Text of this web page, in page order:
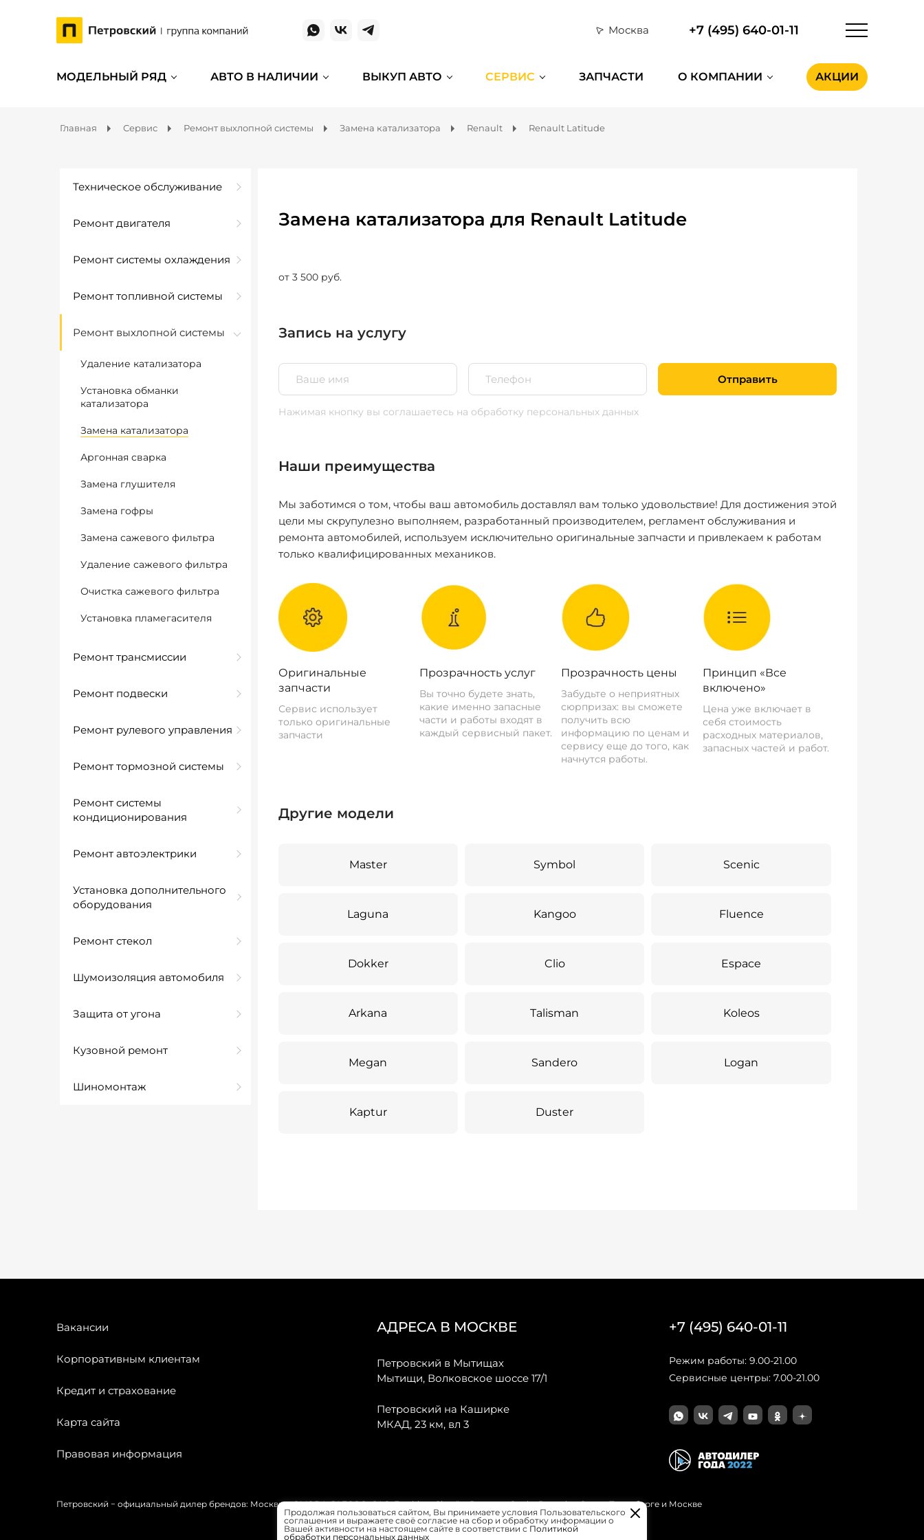
Москва +7 (495) 640-01-11
МОДЕЛЬНЫЙ РЯД АВТО В НАЛИЧИИ ВЫКУП АВТО СЕРВИС ЗАПЧАСТИ О КОМПАНИИ АКЦИИ
Главная Сервис Ремонт выхлопной системы Замена катализатора Renault Renault Latitude
Техническое обслуживание
Ремонт двигателя
Ремонт системы охлаждения
Ремонт топливной системы
Ремонт выхлопной системы
Удаление катализатора
Установка обманки
катализатора
Замена катализатора
Аргонная сварка
Замена глушителя
Замена гофры
Замена сажевого фильтра
Удаление сажевого фильтра
Очистка сажевого фильтра
Установка пламегасителя
Ремонт трансмиссии
Ремонт подвески
Ремонт рулевого управления
Ремонт тормозной системы
Ремонт системы
кондиционирования
Ремонт автоэлектрики
Установка дополнительного
оборудования
Ремонт стекол
Шумоизоляция автомобиля
Защита от угона
Кузовной ремонт
Шиномонтаж
Замена катализатора для Renault Latitude
от 3 500 руб.
Запись на услугу
Отправить
Нажимая кнопку вы соглашаетесь на обработку персональных данных
Наши преимущества
Мы заботимся о том, чтобы ваш автомобиль доставлял вам только удовольствие! Для достижения этой
цели мы скрупулезно выполняем, разработанный производителем, регламент обслуживания и
ремонта автомобилей, используем исключительно оригинальные запчасти и привлекаем к работам
только квалифицированных механиков.
Оригинальные
запчасти
Сервис использует
только оригинальные
запчасти
Прозрачность услуг
Вы точно будете знать,
какие именно запасные
части и работы входят в
каждый сервисный пакет.
Прозрачность цены
Забудьте о неприятных
сюрпризах: вы сможете
получить всю
информацию по ценам и
сервису еще до того, как
начнутся работы.
Принцип «Все
включено»
Цена уже включает в
себя стоимость
расходных материалов,
запасных частей и работ.
Другие модели
Master Symbol Scenic
Laguna Kangoo Fluence
Dokker Clio Espace
Arkana Talisman Koleos
Megan Sandero Logan
Kaptur Duster
Вакансии
Корпоративным клиентам
Кредит и страхование
Карта сайта
Правовая информация
АДРЕСА В МОСКВЕ
Петровский в Мытищах
Мытищи, Волковское шоссе 17/1
Петровский на Каширке
МКАД, 23 км, вл 3
+7 (495) 640-01-11
Режим работы: 9.00-21.00
Сервисные центры: 7.00-21.00
Петровский − официальный дилер брендов: Москвич, OMODA, JAECOO, GAC, Forthing, Citroёn, Peugeot, Opel и Renault в Санкт-Петербурге и Москве
Продолжая пользоваться сайтом, Вы принимаете условия Пользовательского
соглашения и выражаете своё согласие на сбор и обработку информации о
Вашей активности на настоящем сайте в соответствии с Политикой
обработки персональных данных